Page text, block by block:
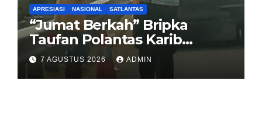
APRESIASI NASIONAL SATLANTAS
“Jumat Berkah” Bripka
Taufan Polantas Karib
Bagikan Nasi Kotak untuk
Sopir Truk yang Mogok di KM
00 Pondok Aren
7 AGUSTUS 2026 ADMIN